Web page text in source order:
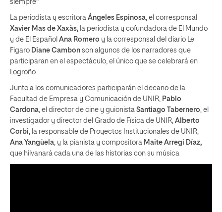
siempre”
La periodista y escritora Ángeles Espinosa , el corresponsal
Xavier Mas de Xaxàs, la periodista y cofundadora de El Mundo
y de El Español Ana Romero y la corresponsal del diario Le
Figaro Diane Cambon son algunos de los narradores que
participaran en el espectáculo, el único que se celebrará en
Logroño.
Junto a los comunicadores participarán el decano de la
Facultad de Empresa y Comunicación de UNIR, Pablo
Cardona , el director de cine y guionista Santiago Tabernero , el
investigador y director del Grado de Física de UNIR, Alberto
Corbi , la responsable de Proyectos Institucionales de UNIR,
Ana Yangüela , y la pianista y compositora Maite Arregi Díaz,
que hilvanará cada una de las historias con su música